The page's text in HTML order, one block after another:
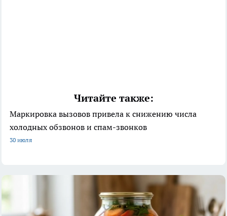
Читайте также:
Маркировка вызовов привела к снижению числа
холодных обзвонов и спам-звонков
30 июля